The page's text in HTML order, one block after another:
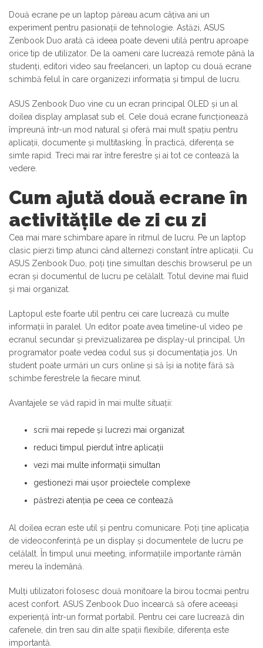
Două ecrane pe un laptop păreau acum câțiva ani un
experiment pentru pasionații de tehnologie. Astăzi, ASUS
Zenbook Duo arată că ideea poate deveni utilă pentru aproape
orice tip de utilizator. De la oameni care lucrează remote până la
studenți, editori video sau freelanceri, un laptop cu două ecrane
schimbă felul în care organizezi informația și timpul de lucru.
ASUS Zenbook Duo vine cu un ecran principal OLED și un al
doilea display amplasat sub el. Cele două ecrane funcționează
împreună într-un mod natural și oferă mai mult spațiu pentru
aplicații, documente și multitasking. În practică, diferența se
simte rapid. Treci mai rar între ferestre și ai tot ce contează la
vedere.
Cum ajută două ecrane în
activitățile de zi cu zi
Cea mai mare schimbare apare în ritmul de lucru. Pe un laptop
clasic pierzi timp atunci când alternezi constant între aplicații. Cu
ASUS Zenbook Duo, poți ține simultan deschis browserul pe un
ecran și documentul de lucru pe celălalt. Totul devine mai fluid
și mai organizat.
Laptopul este foarte util pentru cei care lucrează cu multe
informații în paralel. Un editor poate avea timeline-ul video pe
ecranul secundar și previzualizarea pe display-ul principal. Un
programator poate vedea codul sus și documentația jos. Un
student poate urmări un curs online și să își ia notițe fără să
schimbe ferestrele la fiecare minut.
Avantajele se văd rapid în mai multe situații:
scrii mai repede și lucrezi mai organizat
reduci timpul pierdut între aplicații
vezi mai multe informații simultan
gestionezi mai ușor proiectele complexe
păstrezi atenția pe ceea ce contează
Al doilea ecran este util și pentru comunicare. Poți ține aplicația
de videoconferință pe un display și documentele de lucru pe
celălalt. În timpul unui meeting, informațiile importante rămân
mereu la îndemână.
Mulți utilizatori folosesc două monitoare la birou tocmai pentru
acest confort. ASUS Zenbook Duo încearcă să ofere aceeași
experiență într-un format portabil. Pentru cei care lucrează din
cafenele, din tren sau din alte spații flexibile, diferența este
importantă.